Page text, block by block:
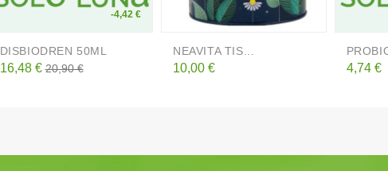
DISBIODREN 50ML
Prezzo
16,48 €
-4,42 €
Prezzo
20,90 €
NEAVITA TIS...
Prezzo
10,00 € Prezzo
4,74 €